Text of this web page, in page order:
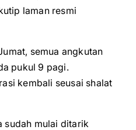
laman resmi
semua angkutan
pukul 9 pagi.
kembali seusai shalat
sudah mulai ditarik